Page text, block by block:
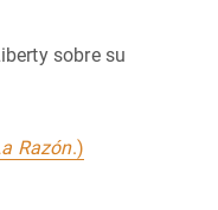
sobre su
Razón.)